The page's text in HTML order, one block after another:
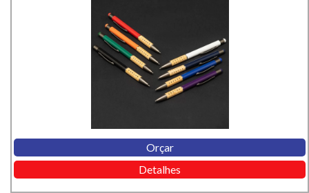
Orçar
Detalhes